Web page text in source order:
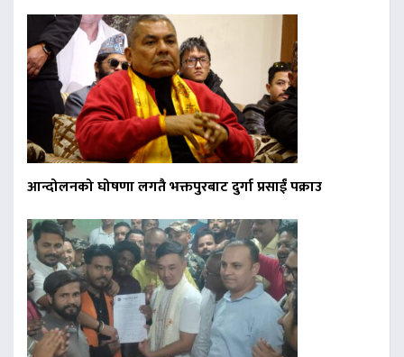
आन्दोलनको घोषणा लगतै भक्तपुरबाट दुर्गा प्रसाईं पक्राउ